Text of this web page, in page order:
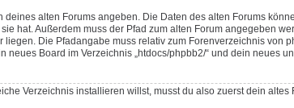
deines alten Forums angeben. Die Daten des alten Forums
hat. Außerdem muss der Pfad zum alten Forum angegeben
liegen. Die Pfadangabe muss relativ zum Forenverzeichnis von
neues Board im Verzeichnis „htdocs/phpbb2/“ und dein neues
Verzeichnis installieren willst, musst du also zuerst dein altes